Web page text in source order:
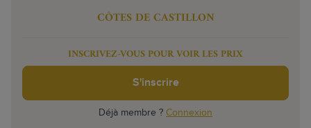
CÔTES DE CASTILLON
INSCRIVEZ-VOUS POUR VOIR LES PRIX
S'inscrire
Déjà membre ? Connexion